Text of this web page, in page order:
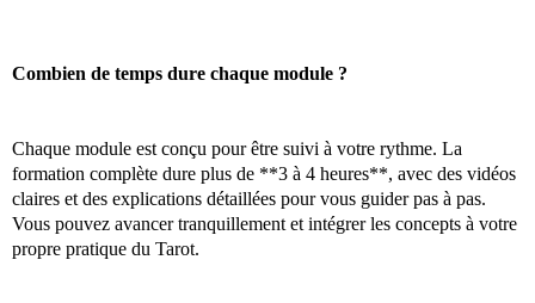
Combien de temps dure chaque module ?
Chaque module est conçu pour être suivi à votre rythme. La
formation complète dure plus de **3 à 4 heures**, avec des vidéos
claires et des explications détaillées pour vous guider pas à pas.
Vous pouvez avancer tranquillement et intégrer les concepts à votre
propre pratique du Tarot.